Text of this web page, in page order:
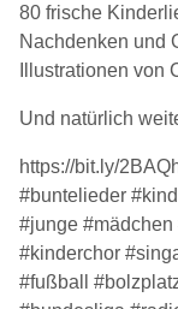
80 frische
Nachdenken und
Illustrationen von
Und natürlich
https://bit.ly/
#buntelieder
#junge #mädchen
#kinderchor
#fußball